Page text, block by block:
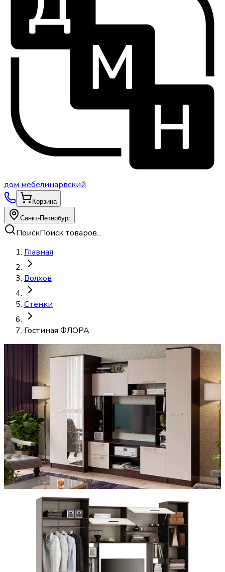
дом мебелинарвский
Корзина
Санкт-Петербург
ПоискПоиск товаров...
Главная
Волхов
Стенки
Гостиная ФЛОРА